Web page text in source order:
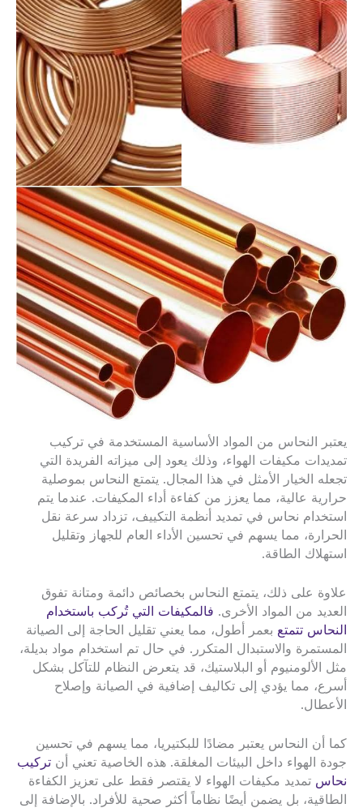
يعتبر النحاس من المواد الأساسية المستخدمة في تركيب
تمديدات مكيفات الهواء، وذلك يعود إلى ميزاته الفريدة التي
تجعله الخيار الأمثل في هذا المجال. يتمتع النحاس بموصلية
حرارية عالية، مما يعزز من كفاءة أداء المكيفات. عندما يتم
استخدام نحاس في تمديد أنظمة التكييف، تزداد سرعة نقل
الحرارة، مما يسهم في تحسين الأداء العام للجهاز وتقليل
استهلاك الطاقة.
علاوة على ذلك، يتمتع النحاس بخصائص دائمة ومتانة تفوق
العديد من المواد الأخرى. فالمكيفات التي تُركب باستخدام
النحاس تتمتع بعمر أطول، مما يعني تقليل الحاجة إلى الصيانة
المستمرة والاستبدال المتكرر. في حال تم استخدام مواد بديلة،
مثل الألومنيوم أو البلاستيك، قد يتعرض النظام للتآكل بشكل
أسرع، مما يؤدي إلى تكاليف إضافية في الصيانة وإصلاح
الأعطال.
كما أن النحاس يعتبر مضادًا للبكتيريا، مما يسهم في تحسين
جودة الهواء داخل البيئات المغلقة. هذه الخاصية تعني أن تركيب
نحاس تمديد مكيفات الهواء لا يقتصر فقط على تعزيز الكفاءة
الطاقية، بل يضمن أيضًا نظاماً أكثر صحية للأفراد. بالإضافة إلى